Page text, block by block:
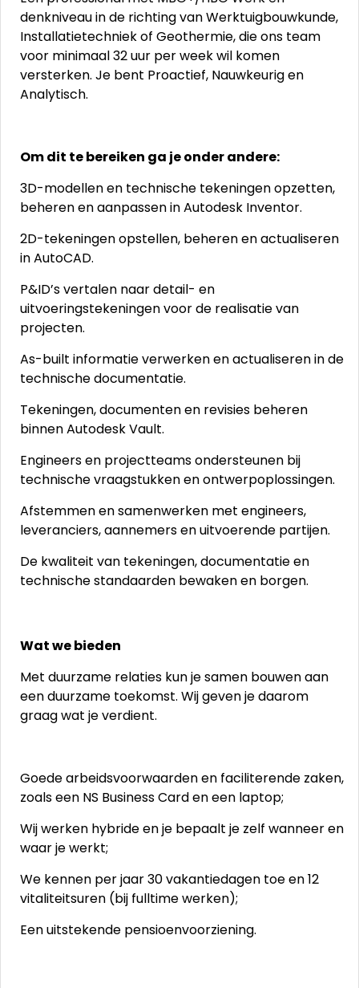
denkniveau in de richting van Werktuigbouwkunde,
Installatietechniek of Geothermie, die ons team
voor minimaal 32 uur per week wil komen
versterken. Je bent Proactief, Nauwkeurig en
Analytisch.
Om dit te bereiken ga je onder andere:
3D-modellen en technische tekeningen opzetten,
beheren en aanpassen in Autodesk Inventor.
2D-tekeningen opstellen, beheren en actualiseren
in AutoCAD.
P&ID’s vertalen naar detail- en
uitvoeringstekeningen voor de realisatie van
projecten.
As-built informatie verwerken en actualiseren in de
technische documentatie.
Tekeningen, documenten en revisies beheren
binnen Autodesk Vault.
Engineers en projectteams ondersteunen bij
technische vraagstukken en ontwerpoplossingen.
Afstemmen en samenwerken met engineers,
leveranciers, aannemers en uitvoerende partijen.
De kwaliteit van tekeningen, documentatie en
technische standaarden bewaken en borgen.
Wat we bieden
Met duurzame relaties kun je samen bouwen aan
een duurzame toekomst. Wij geven je daarom
graag wat je verdient.
Goede arbeidsvoorwaarden en faciliterende zaken,
zoals een NS Business Card en een laptop;
Wij werken hybride en je bepaalt je zelf wanneer en
waar je werkt;
We kennen per jaar 30 vakantiedagen toe en 12
vitaliteitsuren (bij fulltime werken);
Een uitstekende pensioenvoorziening.